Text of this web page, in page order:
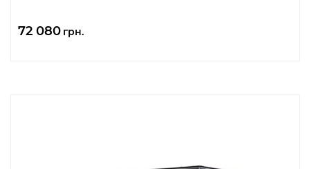
72 080 грн.